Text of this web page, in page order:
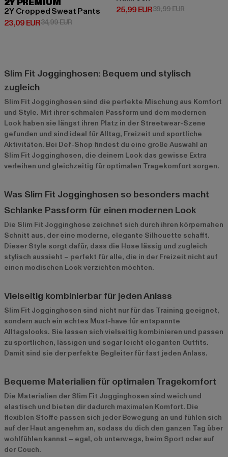
2Y PREMIUM
2Y Cropped Sweat Pants
23,09 EUR
Derzeitiger Preis: 23,09 EUR
34,99 EURAktionspreis: 34,99 EUR
25,99 EUR
Derzeitiger Preis: 25,99 EUR
39,99 EURAktionspreis:
Slim Fit Jogginghosen: Bequem und stylisch
zugleich
Slim Fit Jogginghosen sind die perfekte Mischung aus Komfort
und Style. Mit ihrer schmalen Passform und dem modernen
Look haben sie längst ihren Platz in der Streetwear-Szene
gefunden und sind ideal für Alltag, Freizeit und sportliche
Aktivitäten. Bei Def-Shop findest du eine große Auswahl an
Slim Fit Jogginghosen, die deinem Look das gewisse Extra
verleihen und gleichzeitig für optimalen Tragekomfort sorgen.
Was Slim Fit Jogginghosen so besonders macht
Schlanke Passform für einen modernen Look
Die Slim Fit Jogginghose zeichnet sich durch ihren körpernahen
Schnitt aus, der eine moderne, elegante Silhouette schafft.
Dieser Style sorgt dafür, dass die Hose lässig und zugleich
stylisch aussieht – perfekt für alle, die in der Freizeit nicht auf
einen modischen Look verzichten möchten.
Vielseitig kombinierbar für jeden Anlass
Slim Fit Jogginghosen sind nicht nur für das Training geeignet,
sondern auch ein echtes Must-have für entspannte
Alltagslooks. Sie lassen sich vielseitig kombinieren und passen
zu sportlichen, lässigen und sogar leicht eleganten Outfits.
Damit sind sie der perfekte Begleiter für fast jeden Anlass.
Bequeme Materialien für optimalen Tragekomfort
Die Materialien der Slim Fit Jogginghosen sind weich und
elastisch und bieten dir dadurch maximalen Komfort. Die
flexiblen Stoffe passen sich jeder Bewegung an und fühlen sich
auf der Haut angenehm an, sodass du dich den ganzen Tag über
wohlfühlen kannst – egal, ob unterwegs, beim Sport oder auf
der Couch.